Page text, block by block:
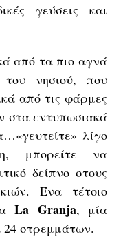
γεύσεις και
από τα πιο αγνά
του νησιού, που
από τις φάρμες
στα εντυπωσιακά
λίγο
μπορείτε να
δείπνο στους
Ένα τέτοιο
La Granja, μία
24 στρεμμάτων.